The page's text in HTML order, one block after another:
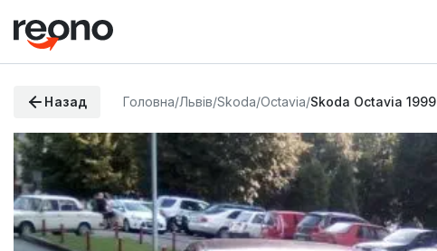
Назад Головна/Львів/Skoda/Octavia/Skoda Octavia 1999